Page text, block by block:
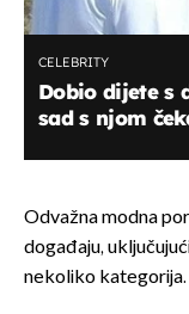
CELEBRITY
Dobio dijete s
sad s njom
Odvažna modna
događaju,
nekoliko kategorija.